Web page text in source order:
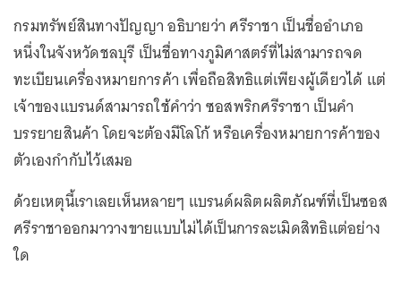
กรมทรัพย์สินทางปัญญา อธิบายว่า ศรีราชา เป็นชื่ออำเภอ
หนึ่งในจังหวัดชลบุรี เป็นชื่อทางภูมิศาสตร์ที่ไม่สามารถจด
ทะเบียนเครื่องหมายการค้า เพื่อถือสิทธิแต่เพียงผู้เดียวได้ แต่
เจ้าของแบรนด์สามารถใช้คำว่า ซอสพริกศรีราชา เป็นคำ
บรรยายสินค้า โดยจะต้องมีโลโก้ หรือเครื่องหมายการค้าของ
ตัวเองกำกับไว้เสมอ
ด้วยเหตุนี้เราเลยเห็นหลายๆ แบรนด์ผลิตผลิตภัณฑ์ที่เป็นซอส
ศรีราชาออกมาวางขายแบบไม่ได้เป็นการละเมิดสิทธิแต่อย่าง
ใด